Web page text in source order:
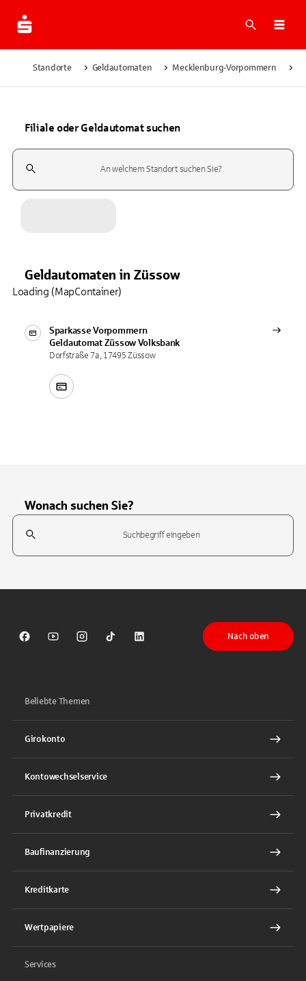
Suche
Standorte Geldautomaten Mecklenburg-Vorpommern
Filiale oder Geldautomat suchen
Suchfeld
Geldautomaten in Züssow
Sparkasse Vorpommern
Geldautomat Züssow Volksbank
Dorfstraße 7a, 17495 Züssow
Loading (MapContainer)
Wonach suchen Sie?
Suchfeld
Sparkasse auf Facebook
Sparkasse auf Youtube
Sparkasse auf Instagram
Sparkasse auf TikTok
Sparkasse auf LinkedIn
Nach oben
Beliebte Themen
Girokonto
Kontowechselservice
Privatkredit
Baufinanzierung
Kreditkarte
Wertpapiere
Services